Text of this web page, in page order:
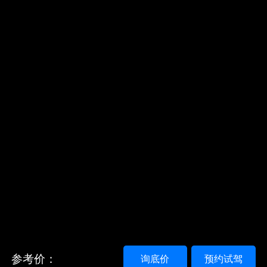
参考价： 预约试驾
询底价